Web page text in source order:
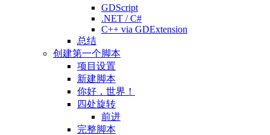
GDScript
.NET / C#
C++ via GDExtension
总结
创建第一个脚本
项目设置
新建脚本
你好，世界！
四处旋转
前进
完整脚本